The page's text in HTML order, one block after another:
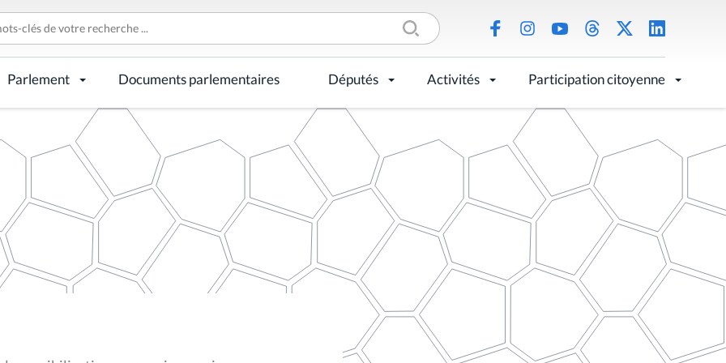
Parlement Documents parlementaires Députés Activités Participation citoyenne